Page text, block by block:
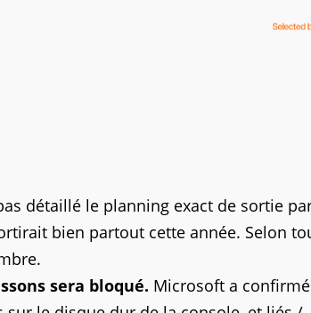
détaillé le planning exact de sortie
bien partout cette année. Selon
sera bloqué. Microsoft a confirmé